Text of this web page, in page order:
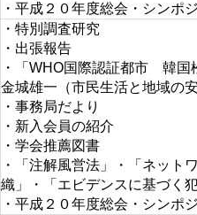
・平成２０年度総会・シンポ
・特別調査研究
・出張報告
・「WHO国際認証都市 韓国
金城雄一（市民生活と地域の
・事務局だより
・新入会員の紹介
・学会推薦図書
・「注解風営法」・「ネット
織」・「エビデンスに基づく
・平成２０年度総会・シンポ